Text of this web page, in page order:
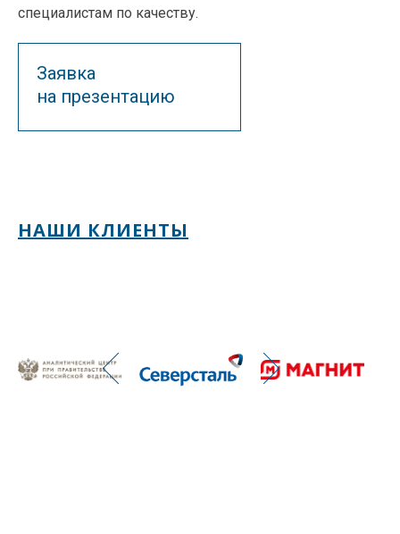
специалистам по качеству.
Заявка
на презентацию
НАШИ КЛИЕНТЫ